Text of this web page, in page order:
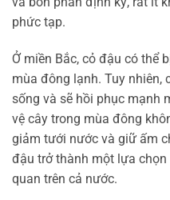
phức tạp.
Ở miền Bắc, cỏ đậu có thể
mùa đông lạnh. Tuy
sống và sẽ hồi phục mạnh
vệ cây trong mùa đông
giảm tưới nước và giữ ấm
đậu trở thành một lựa
quan trên cả nước.